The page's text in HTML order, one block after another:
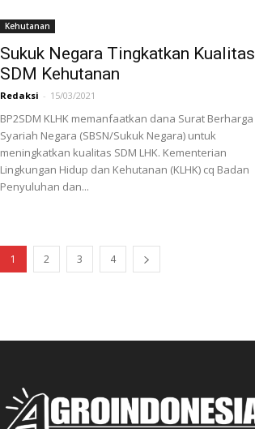
Kehutanan
Sukuk Negara Tingkatkan Kualitas
SDM Kehutanan
Redaksi - 15/03/2021
BP2SDM KLHK memanfaatkan dana Surat Berharga
Syariah Negara (SBSN/Sukuk Negara) untuk
meningkatkan kualitas SDM LHK. Kementerian
Lingkungan Hidup dan Kehutanan (KLHK) cq Badan
Penyuluhan dan...
1 2 3 4